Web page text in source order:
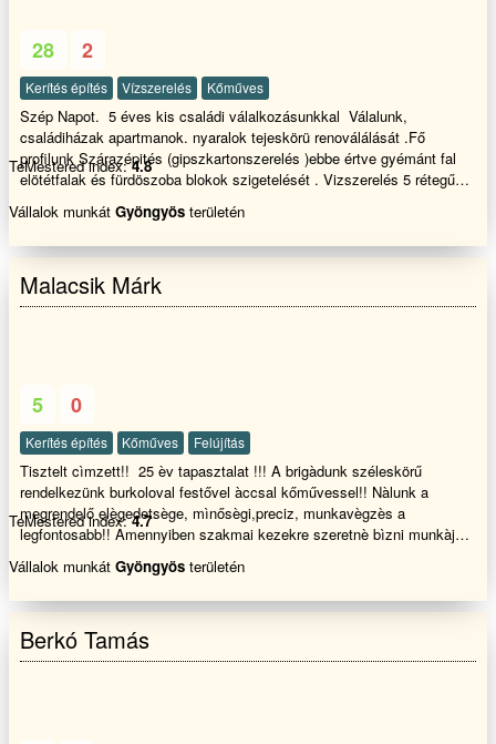
28 2
Kerítés építés Vízszerelés Kőműves
Szép Napot. 5 éves kis családi válalkozásunkkal Válalunk,
családiházak apartmanok. nyaralok tejeskörü renoválálását .Fő
profilunk Szárazépités (gipszkartonszerelés )ebbe értve gyémánt fal
elötétfalak és fürdöszoba blokok szigetelését . Vizszerelés 5 rétegű
szigetelést ,falazást betonozást . burkolást . fürdö tejes renoválását !
tető javitást épitést ! Valamint ,Ajtó és ablak nyílás záró cserét' Hívjon
bizzalomal a nap bármely szakában . Akár e-mailen is kérhet ár
ajánlatot . 0-24 Köszönöm figyelmed szép napot
TeMestered index:4.8
Vállalok munkát Gyöngyös területén
Malacsik Márk
5 0
Kerítés építés Kőműves Felújítás
Tisztelt cìmzett!! 25 èv tapasztalat !!! A brigàdunk széleskörű
rendelkezünk burkoloval festővel àccsal kőművessel!! Nàlunk a
megrendelő elègedetsège, mìnősègi,preciz, munkavègzès a
legfontosabb!! Amennyiben szakmai kezekre szeretnè bìzni munkàjàt
TeMestered index:4.7
Vállalok munkát Gyöngyös területén
Berkó Tamás